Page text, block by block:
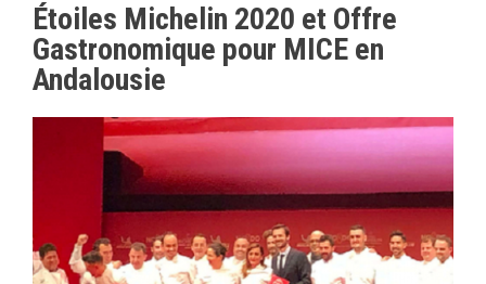
Étoiles Michelin 2020 et Offre
Gastronomique pour MICE en
Andalousie